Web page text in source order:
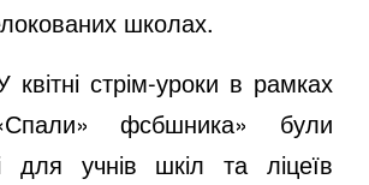
школах.
стрім-уроки в рамках
фсбшника» були
для учнів шкіл та ліцеїв